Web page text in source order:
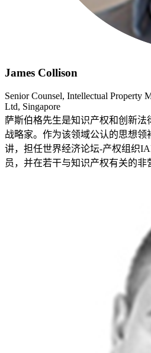
James Collison
Senior Counsel, Intellectual Property
Ltd, Singapore
萨斯伯格先生是知识产权和创新法
战略家。作为该领域公认的思想领
讲，担任世界经济论坛-产权组织
员，并在若干与知识产权有关的非